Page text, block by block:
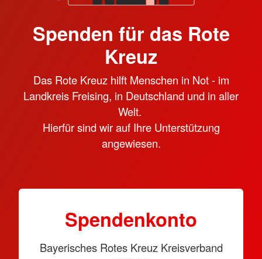
Spenden für das Rote
Kreuz
Das Rote Kreuz hilft Menschen in Not - im
Landkreis Freising, in Deutschland und in aller
Welt.
Hierfür sind wir auf Ihre Unterstützung
angewiesen.
Spendenkonto
Bayerisches Rotes Kreuz Kreisverband